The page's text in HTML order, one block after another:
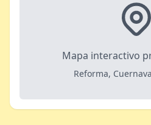
Mapa interactivo
Reforma,